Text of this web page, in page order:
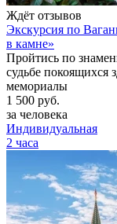
Ждёт отзывов
Экскурсия по
в камне»
Пройтись по
судьбе покоящихся
мемориалы
1 500 руб.
за человека
Индивидуальная
2 часа